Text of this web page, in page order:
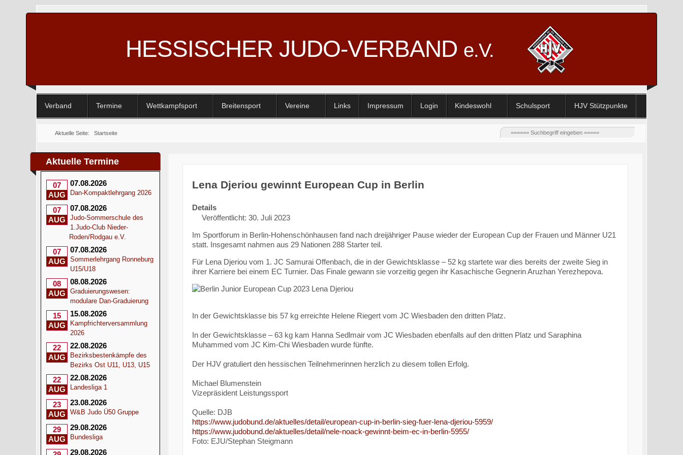
HESSISCHER JUDO-VERBAND e.V.
Verband Termine Wettkampfsport Breitensport Vereine Links Impressum Login Kindeswohl Schulsport HJV Stützpunkte
Aktuelle Seite:Startseite
Aktuelle Termine
07
AUG
07.08.2026
Dan-Kompaktlehrgang 2026
07
AUG
07.08.2026
Judo-Sommerschule des
1.Judo-Club Nieder-
Roden/Rodgau e.V.
07
AUG
07.08.2026
Sommerlehrgang Ronneburg
U15/U18
08
AUG
08.08.2026
Graduierungswesen:
modulare Dan-Graduierung
15
AUG
15.08.2026
Kampfrichterversammlung
2026
22
AUG
22.08.2026
Bezirksbestenkämpfe des
Bezirks Ost U11, U13, U15
22
AUG
22.08.2026
Landesliga 1
23
AUG
23.08.2026
W&B Judo Ü50 Gruppe
29
AUG
29.08.2026
Bundesliga
29.08.2026
Lena Djeriou gewinnt European Cup in Berlin
Details
Veröffentlicht: 30. Juli 2023
Im Sportforum in Berlin-Hohenschönhausen fand nach dreijähriger Pause wieder der European Cup der Frauen und Männer U21
statt. Insgesamt nahmen aus 29 Nationen 288 Starter teil.
Für Lena Djeriou vom 1. JC Samurai Offenbach, die in der Gewichtsklasse – 52 kg startete war dies bereits der zweite Sieg in
ihrer Karriere bei einem EC Turnier. Das Finale gewann sie vorzeitig gegen ihr Kasachische Gegnerin Aruzhan Yerezhepova.
In der Gewichtsklasse bis 57 kg erreichte Helene Riegert vom JC Wiesbaden den dritten Platz.
In der Gewichtsklasse – 63 kg kam Hanna Sedlmair vom JC Wiesbaden ebenfalls auf den dritten Platz und Saraphina
Muhammed vom JC Kim-Chi Wiesbaden wurde fünfte.
Der HJV gratuliert den hessischen Teilnehmerinnen herzlich zu diesem tollen Erfolg.
Michael Blumenstein
Vizepräsident Leistungssport
Quelle: DJB
https://www.judobund.de/aktuelles/detail/european-cup-in-berlin-sieg-fuer-lena-djeriou-5959/
https://www.judobund.de/aktuelles/detail/nele-noack-gewinnt-beim-ec-in-berlin-5955/
Foto: EJU/Stephan Steigmann